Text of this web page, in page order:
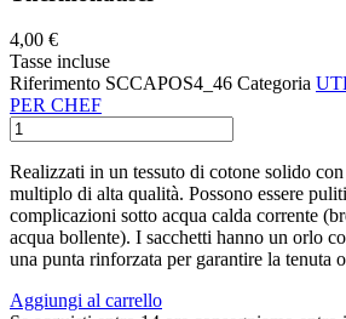
4,00 €
Tasse incluse
Riferimento SCCAPOS4_46 Categoria
PER CHEF
Realizzati in un tessuto di cotone solido
multiplo di alta qualità. Possono essere
complicazioni sotto acqua calda corrente
acqua bollente). I sacchetti hanno un orlo
una punta rinforzata per garantire la tenuta
Aggiungi al carrello